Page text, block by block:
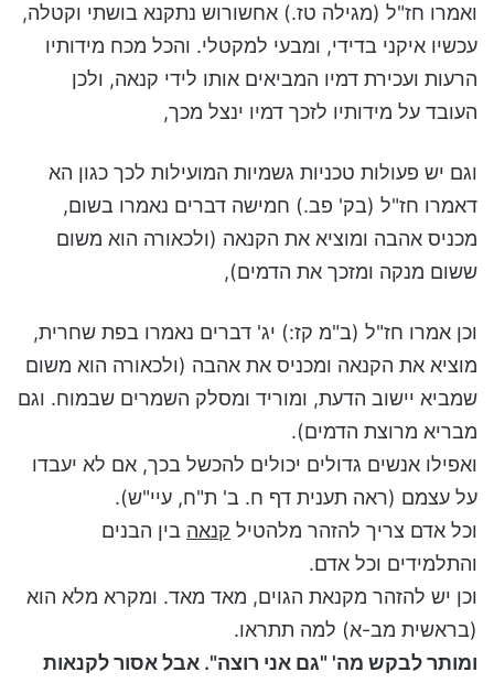
ואמרו חז"ל (מגילה טז.) אחשורוש נתקנא בושתי וקטלה,
עכשיו איקני בדידי, ומבעי למקטלי. והכל מכח מידותיו
הרעות ועכירת דמיו המביאים אותו לידי קנאה, ולכן
העובד על מידותיו לזכך דמיו ינצל מכך,
וגם יש פעולות טכניות גשמיות המועילות לכך כגון הא
דאמרו חז"ל (בק' פב.) חמישה דברים נאמרו בשום,
מכניס אהבה ומוציא את הקנאה (ולכאורה הוא משום
ששום מנקה ומזכך את הדמים),
וכן אמרו חז"ל (ב"מ קז:) יג' דברים נאמרו בפת שחרית,
מוציא את הקנאה ומכניס את אהבה (ולכאורה הוא משום
שמביא יישוב הדעת, ומוריד ומסלק השמרים שבמוח. וגם
מבריא מרוצת הדמים).
ואפילו אנשים גדולים יכולים להכשל בכך, אם לא יעבדו
על עצמם (ראה תענית דף ח. ב' ת"ח, עיי"ש).
וכל אדם צריך להזהר מלהטיל קנאה בין הבנים
והתלמידים וכל אדם.
וכן יש להזהר מקנאת הגוים, מאד מאד. ומקרא מלא הוא
(בראשית מב-א) למה תתראו.
ומותר לבקש מה' "גם אני רוצה". אבל אסור לקנאות